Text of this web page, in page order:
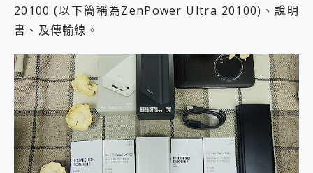
20100 (以下簡稱為ZenPower Ultra 20100)、說明
書、及傳輸線。